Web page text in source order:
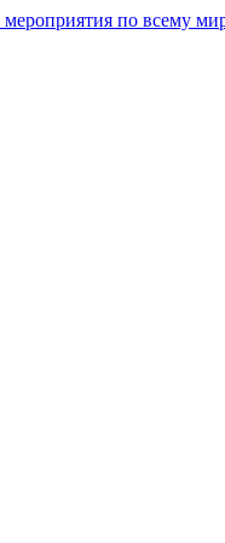
по всему